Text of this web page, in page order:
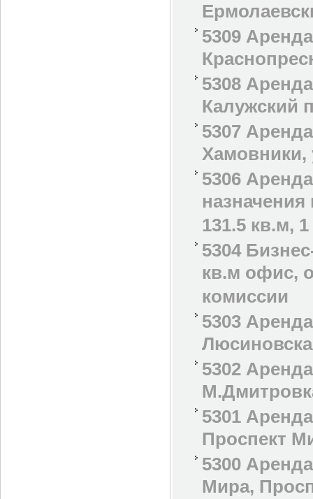
5309
5308
Калужский
5307
Хамовники,
5306
131.5 кв.м,
5304
кв.м офис,
комиссии
5303
5302
5301
Проспект
5300
Мира,